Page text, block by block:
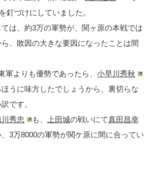
釘づけにしていました。
は、約3万の軍勢が、関ヶ原の本戦では
、敗因の大きな要因になったことは間
軍よりも優勢であったら、 小早川秀秋
うに味方したでしょうから、裏切らな
です。
秀忠 も、 上田城の戦いにて真田昌幸
3万8000の軍勢が関ケ原に間に合ってい